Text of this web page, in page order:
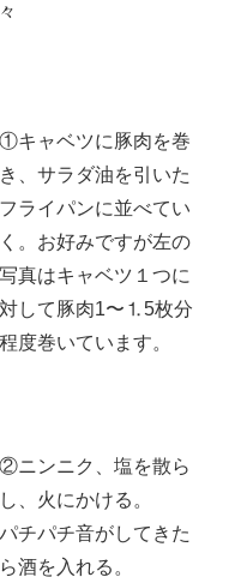
①キャベツに豚肉を巻
き、サラダ油を引いた
フライパンに並べてい
く。お好みですが左の
写真はキャベツ１つに
対して豚肉1〜⒈5枚分
程度巻いています。
②ニンニク、塩を散ら
し、火にかける。
パチパチ音がしてきた
ら酒を入れる。